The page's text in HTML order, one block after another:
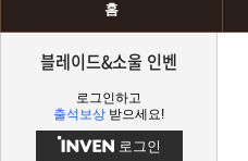
홈
블레이드&소울 인벤
로그인하고
출석보상 받으세요!
로그인